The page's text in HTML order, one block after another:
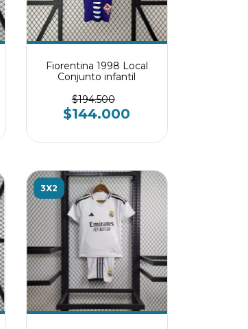
Fiorentina 1998 Local
Conjunto infantil
$194.500
$144.000
3X2